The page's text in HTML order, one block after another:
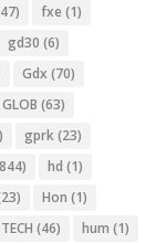
fxe (1)
gd30 (6)
Gdx (70)
GLOB (63)
gprk(23)
hd (1)
Hon (1)
(46) hum (1)